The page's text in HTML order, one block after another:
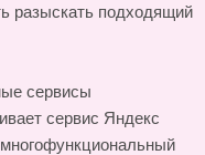
разыскать подходящий
сервисы
сервис Яндекс